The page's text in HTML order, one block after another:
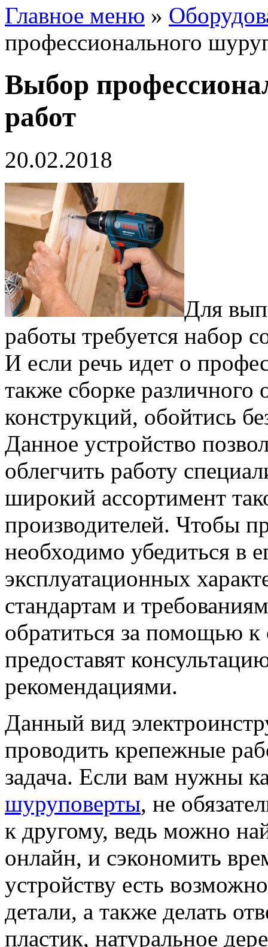
Главное меню »
профессионального
Выбор
работ
20.02.2018
Для
работы требуется набор
И если речь идет о
также сборке
конструкций, обойтись
Данное устройство
облегчить работу
широкий ассортимент
производителей. Чтобы
необходимо убедиться в
эксплуатационных
стандартам и
обратиться за помощью к
предоставят
рекомендациями.
Данный вид
проводить крепежные
задача. Если вам нужны
шуруповерты, не
к другому, ведь можно
онлайн, и сэкономить
устройству есть
детали, а также делать
пластик, натуральное